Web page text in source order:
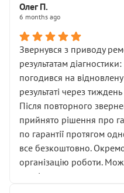
Олег П.
6 months ago
Звернувся з приводу
результатам
погодився на
результаті через
Після повторного
прийнято рішення про
по гарантії протягом
все безкоштовно.
організацію роботи.
сервіс.